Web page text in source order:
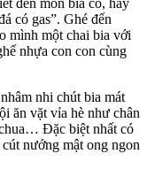
có gas”. Ghé đến
mình một chai bia với
nhựa con con cùng
nhi chút bia mát
ăn vặt vỉa hè như chân
Đặc biệt nhất có
nướng mật ong ngon